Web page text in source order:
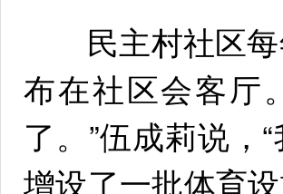
民主村社区每
布在社区会客厅
了。”伍成莉说，
增设了一批体育